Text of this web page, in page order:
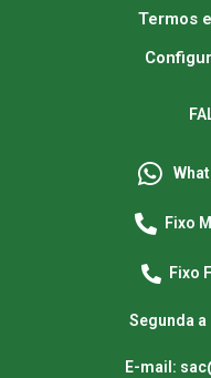
Termos
Fixo
Fixo
Segunda
E-mail: